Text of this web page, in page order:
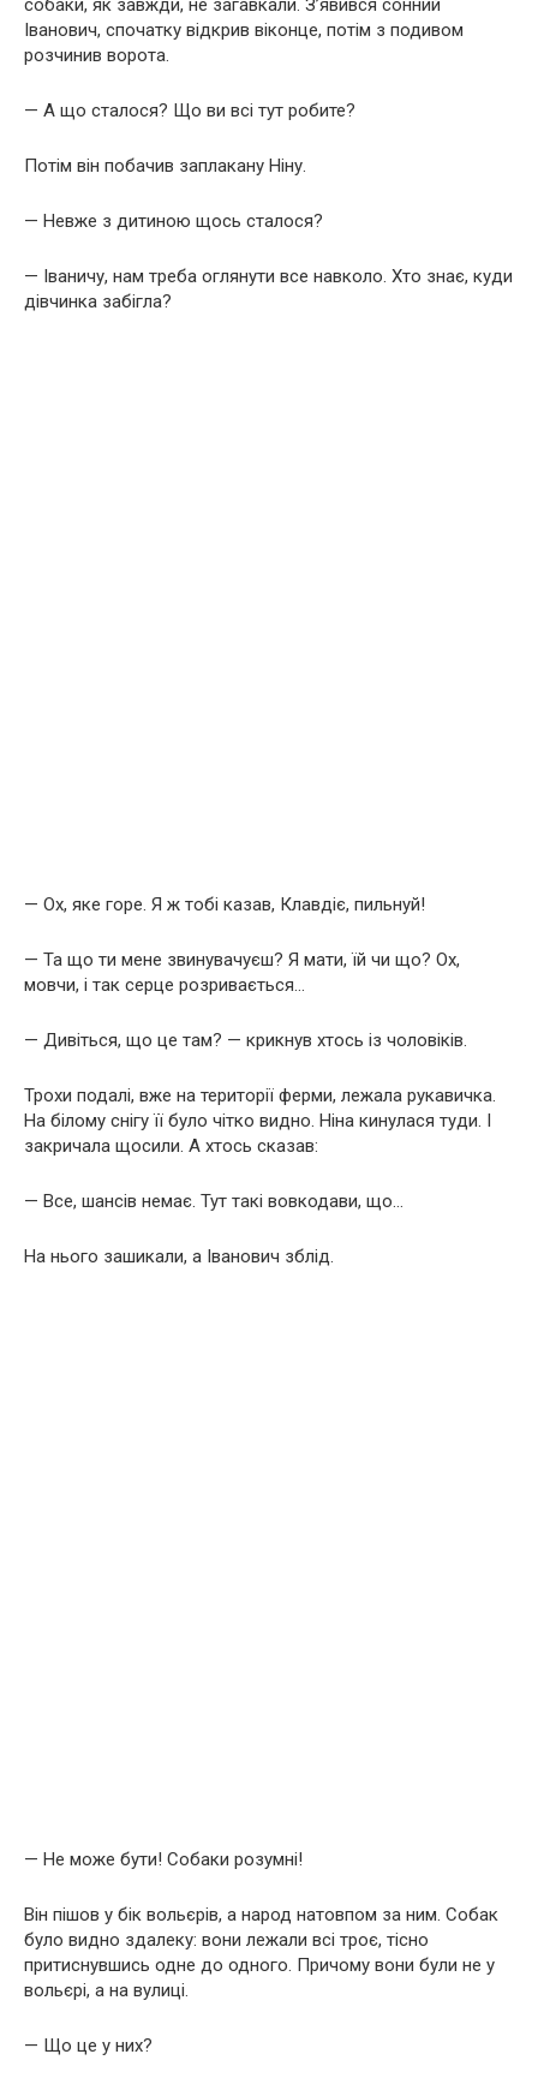
собаки, як завжди, не загавкали. З’явився сонний
Іванович, спочатку відкрив віконце, потім з подивом
розчинив ворота.
— А що сталося? Що ви всі тут робите?
Потім він побачив заплакану Ніну.
— Невже з дитиною щось сталося?
— Іваничу, нам треба оглянути все навколо. Хто знає, куди
дівчинка забігла?
— Ох, яке горе. Я ж тобі казав, Клавдіє, пильнуй!
— Та що ти мене звинувачуєш? Я мати, їй чи що? Ох,
мовчи, і так серце розривається…
— Дивіться, що це там? — крикнув хтось із чоловіків.
Трохи подалі, вже на території ферми, лежала рукавичка.
На білому снігу її було чітко видно. Ніна кинулася туди. І
закричала щосили. А хтось сказав:
— Все, шансів немає. Тут такі вовкодави, що…
На нього зашикали, а Іванович зблід.
— Не може бути! Собаки розумні!
Він пішов у бік вольєрів, а народ натовпом за ним. Собак
було видно здалеку: вони лежали всі троє, тісно
притиснувшись одне до одного. Причому вони були не у
вольєрі, а на вулиці.
— Що це у них?